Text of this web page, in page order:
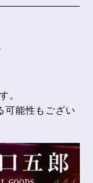
。
可能性もござい